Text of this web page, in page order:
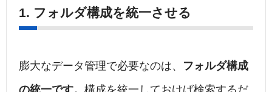
1. フォルダ構成を統一させる
膨大なデータ管理で必要なのは、 フォルダ構成